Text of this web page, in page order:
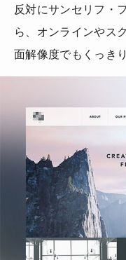
反対にサンセリフ・
ら、オンラインやス
面解像度でもくっき